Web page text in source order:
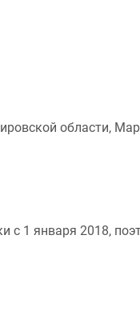
области,
с 1 января 2018,